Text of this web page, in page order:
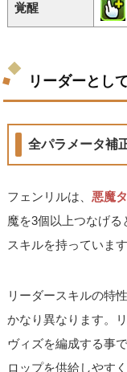
覚醒
リーダーとし
全パラメータ補
フェンリルは、 悪魔
魔を3個以上つなげ
スキルを持っていま
リーダースキルの特
かなり異なります。
ヴィズを編成する事
ロップを供給しやす